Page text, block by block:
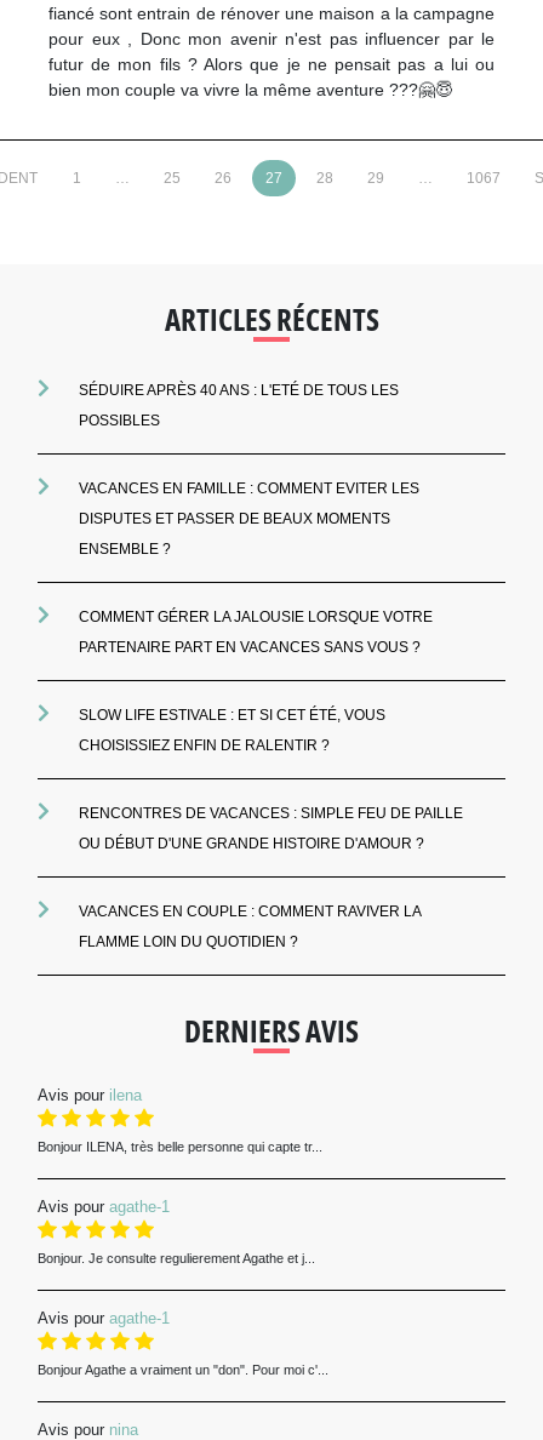
fiancé sont entrain de rénover une maison a la campagne
pour eux , Donc mon avenir n'est pas influencer par le
futur de mon fils ? Alors que je ne pensait pas a lui ou
bien mon couple va vivre la même aventure ???🤗😇
1 … 25 26 27 28 29 … 1067
ARTICLES RÉCENTS
SÉDUIRE APRÈS 40 ANS : L'ETÉ DE TOUS LES
POSSIBLES
VACANCES EN FAMILLE : COMMENT EVITER LES
DISPUTES ET PASSER DE BEAUX MOMENTS
ENSEMBLE ?
COMMENT GÉRER LA JALOUSIE LORSQUE VOTRE
PARTENAIRE PART EN VACANCES SANS VOUS ?
SLOW LIFE ESTIVALE : ET SI CET ÉTÉ, VOUS
CHOISISSIEZ ENFIN DE RALENTIR ?
RENCONTRES DE VACANCES : SIMPLE FEU DE PAILLE
OU DÉBUT D'UNE GRANDE HISTOIRE D'AMOUR ?
VACANCES EN COUPLE : COMMENT RAVIVER LA
FLAMME LOIN DU QUOTIDIEN ?
DERNIERS AVIS
Avis pour ilena
Bonjour ILENA, très belle personne qui capte tr...
Avis pour agathe-1
Bonjour. Je consulte regulierement Agathe et j...
Avis pour agathe-1
Bonjour Agathe a vraiment un "don". Pour moi c'...
Avis pour nina